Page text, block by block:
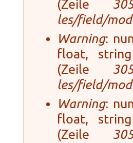
(Zeile
les/field/
Warning:
float,
(Zeile
les/field/
Warning:
float,
(Zeile